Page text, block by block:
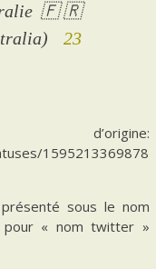
🇫🇷
23
1595213369878
sous le nom
« nom twitter »